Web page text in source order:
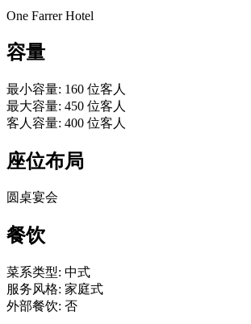
One Farrer Hotel
容量
最小容量: 160 位客人
最大容量: 450 位客人
客人容量: 400 位客人
座位布局
圆桌宴会
餐饮
菜系类型: 中式
服务风格: 家庭式
外部餐饮: 否